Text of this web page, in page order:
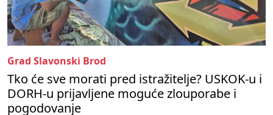
Grad Slavonski Brod
Tko će sve morati pred istražitelje? USKOK-u i
DORH-u prijavljene moguće zlouporabe i
pogodovanje